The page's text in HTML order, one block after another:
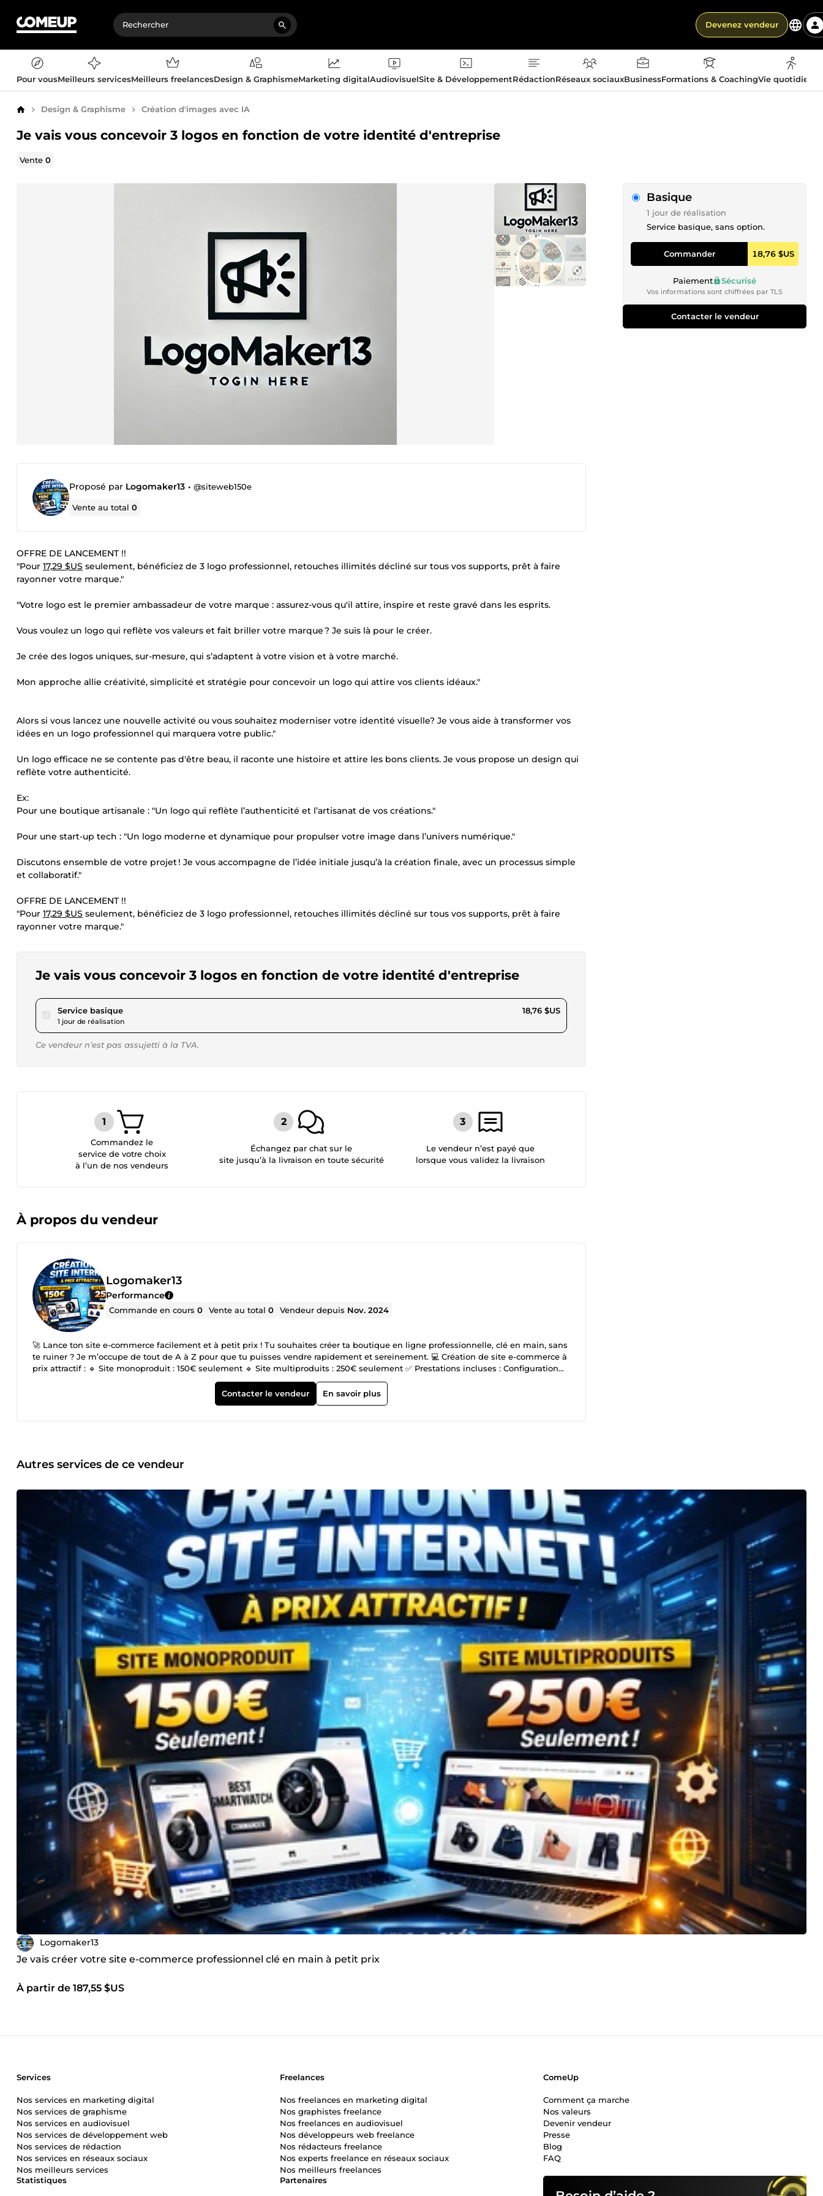
Devenez vendeur
Pour vousMeilleurs servicesMeilleurs freelancesDesign & GraphismeMarketing digitalAudiovisuelSite & DéveloppementRédactionRéseaux sociauxBusinessFormations & CoachingVie
AccueilDesign & Graphisme Création d'images avec IA
Je vais vous concevoir 3 logos en fonction de votre identité d'entreprise
Vente0
Proposé par Logomaker13 • @siteweb150e
Vente au total0
OFFRE DE LANCEMENT !!
"Pour 17,29 $US seulement, bénéficiez de 3 logo professionnel, retouches illimités décliné sur tous vos supports, prêt à faire
rayonner votre marque."
"Votre logo est le premier ambassadeur de votre marque : assurez-vous qu'il attire, inspire et reste gravé dans les esprits.
Vous voulez un logo qui reflète vos valeurs et fait briller votre marque ? Je suis là pour le créer.
Je crée des logos uniques, sur-mesure, qui s’adaptent à votre vision et à votre marché.
Mon approche allie créativité, simplicité et stratégie pour concevoir un logo qui attire vos clients idéaux."
Alors si vous lancez une nouvelle activité ou vous souhaitez moderniser votre identité visuelle? Je vous aide à transformer vos
idées en un logo professionnel qui marquera votre public."
Un logo efficace ne se contente pas d'être beau, il raconte une histoire et attire les bons clients. Je vous propose un design qui
reflète votre authenticité.
Ex:
Pour une boutique artisanale : "Un logo qui reflète l’authenticité et l’artisanat de vos créations."
Pour une start-up tech : "Un logo moderne et dynamique pour propulser votre image dans l’univers numérique."
Discutons ensemble de votre projet ! Je vous accompagne de l’idée initiale jusqu’à la création finale, avec un processus simple
et collaboratif."
OFFRE DE LANCEMENT !!
"Pour 17,29 $US seulement, bénéficiez de 3 logo professionnel, retouches illimités décliné sur tous vos supports, prêt à faire
rayonner votre marque."
Je vais vous concevoir 3 logos en fonction de votre identité d'entreprise
Service basiquepour 17,29 $US
1 jour de réalisation
18,76 $US
Ce vendeur n’est pas assujetti à la TVA.
Basique
1 jour de réalisation
Service basique, sans option.
Commander 18,76 $US
Paiement Sécurisé
Vos informations sont chiffrées par TLS
Contacter le vendeur
Commandez le
service de votre choix
à l’un de nos vendeurs
Échangez par chat sur le
site jusqu’à la livraison en toute sécurité
Le vendeur n’est payé que
lorsque vous validez la livraison
À propos du vendeur
Logomaker13
Performance
Commande en cours0 Vente au total0 Vendeur depuis Nov. 2024
🚀 Lance ton site e-commerce facilement et à petit prix ! Tu souhaites créer ta boutique en ligne professionnelle, clé en main, sans
te ruiner ? Je m’occupe de tout de A à Z pour que tu puisses vendre rapidement et sereinement. 💻 Création de site e-commerce à
prix attractif : 🔹 Site monoproduit : 150€ seulement 🔹 Site multiproduits : 250€ seulement ✅ Prestations incluses : Configuration
complète du site Mise en place des paiements sécurisés Configuration des livraisons Rédaction des mentions légales Création du
formulaire de contact Installation et configuration WordPress + WooCommerce Boutique prête à vendre, design professionnel 📈
Le + : 🌐 Un Hébergement ultra économique : 👉 Seulement 6€ / mois 💥 Bien moins cher que Shopify (36€), Wix (27€) ou Ionos
Contacter le vendeur En savoir plus
Autres services de ce vendeur
Logomaker13
Je vais créer votre site e-commerce professionnel clé en main à petit prix
À partir de 187,55 $US
Partenaires
Statistiques
Services
Nos services en marketing digital
Nos services de graphisme
Nos services en audiovisuel
Nos services de développement web
Nos services de rédaction
Nos services en réseaux sociaux
Nos meilleurs services
Freelances
Nos freelances en marketing digital
Nos graphistes freelance
Nos freelances en audiovisuel
Nos développeurs web freelance
Nos rédacteurs freelance
Nos experts freelance en réseaux sociaux
Nos meilleurs freelances
ComeUp
Comment ça marche
Nos valeurs
Devenir vendeur
Presse
Blog
FAQ